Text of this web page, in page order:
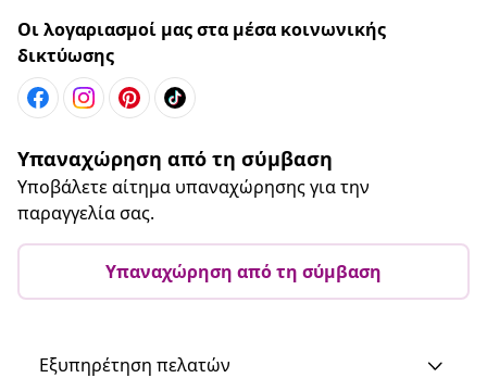
Οι λογαριασμοί μας στα μέσα κοινωνικής
δικτύωσης
Υπαναχώρηση από τη σύμβαση
Υποβάλετε αίτημα υπαναχώρησης για την
παραγγελία σας.
Υπαναχώρηση από τη σύμβαση
Εξυπηρέτηση πελατών